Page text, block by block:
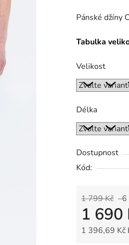
Pánské džíny
Tabulka
Velikost
Délka
Dostupnost
Kód:
1 799 Kč –6
1 690
1 396,69 Kč